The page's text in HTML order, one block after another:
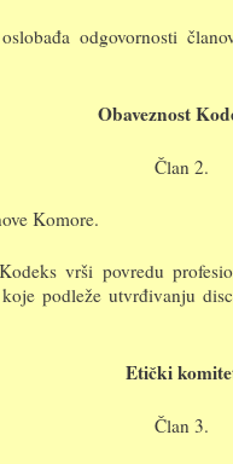
odgovornosti
Obaveznost
Član 2.
Komore.
vrši povredu
podleže utvrđivanju
Etički
Član 3.